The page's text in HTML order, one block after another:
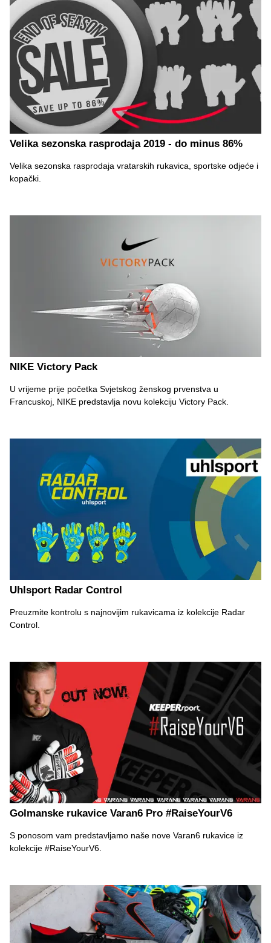
Velika sezonska rasprodaja 2019 - do minus 86%
Velika sezonska rasprodaja vratarskih rukavica, sportske odjeće i
kopački.
NIKE Victory Pack
U vrijeme prije početka Svjetskog ženskog prvenstva u
Francuskoj, NIKE predstavlja novu kolekciju Victory Pack.
Uhlsport Radar Control
Preuzmite kontrolu s najnovijim rukavicama iz kolekcije Radar
Control.
Golmanske rukavice Varan6 Pro #RaiseYourV6
S ponosom vam predstavljamo naše nove Varan6 rukavice iz
kolekcije #RaiseYourV6.